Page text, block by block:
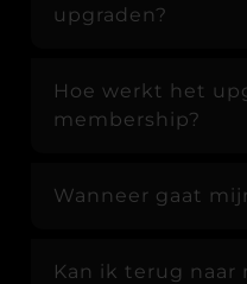
upgraden?
Hoe werkt het
membership?
Wanneer gaat
Kan ik terug naar